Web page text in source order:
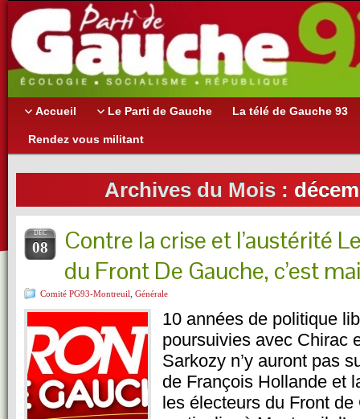
Accueil Le Parti de Gauche La télé de Gauche 93
Rendez vous militant
Archives du Mois :
DÉC
08
Contre la crise et l’austérité
du Front De Gauche, c’est
Comité PG93-Montreuil Générale
10 années de politique
poursuivies avec Chirac
Sarkozy n’y auront pas
de François Hollande et
les électeurs du Front de